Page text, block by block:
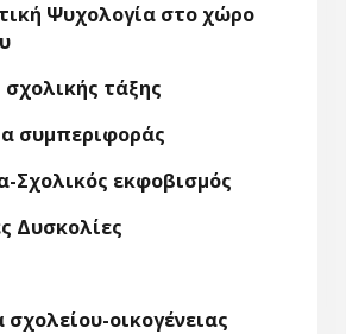
Ψυχολογία στο χώρο
σχολικής τάξης
συμπεριφοράς
Σχολικός εκφοβισμός
Δυσκολίες
σχολείου-οικογένειας